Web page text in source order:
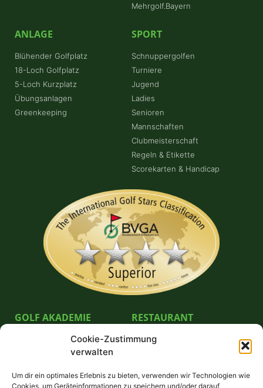
Cookie-Zustimmung
verwalten
Um dir ein optimales Erlebnis zu bieten, verwenden wir Technologien wie
Cookies, um Geräteinformationen zu speichern und/oder darauf
Mehrgolf.Bayern
ANLAGE
Blühender Golfplatz
18-Loch Golfplatz
5-Loch Kurzplatz
Übungsanlagen
Greenkeeping
SPORT
Schnuppergolfen
Turniere
Jugend
Ladies
Senioren
Mannschaften
Clubmeisterschaft
Regeln & Etikette
Scorekarten & Handicap
GOLF AKADEMIE
Pro German Göpel
Unterricht & Preise
Platzreifekurs
RESTAURANT
Bella Vista Restaurante GmbH